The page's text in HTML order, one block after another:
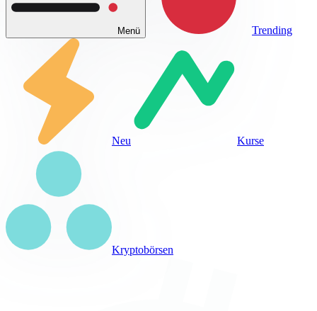
Menü Trending
Neu Kurse
Kryptobörsen